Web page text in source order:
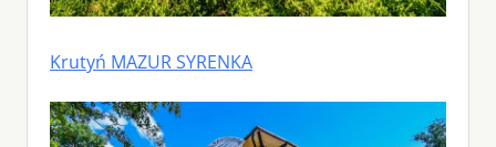
Krutyń MAZUR SYRENKA